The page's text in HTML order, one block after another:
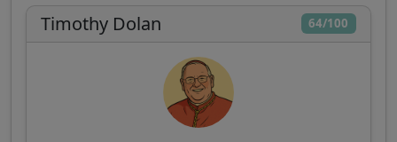
64/100
Timothy Dolan